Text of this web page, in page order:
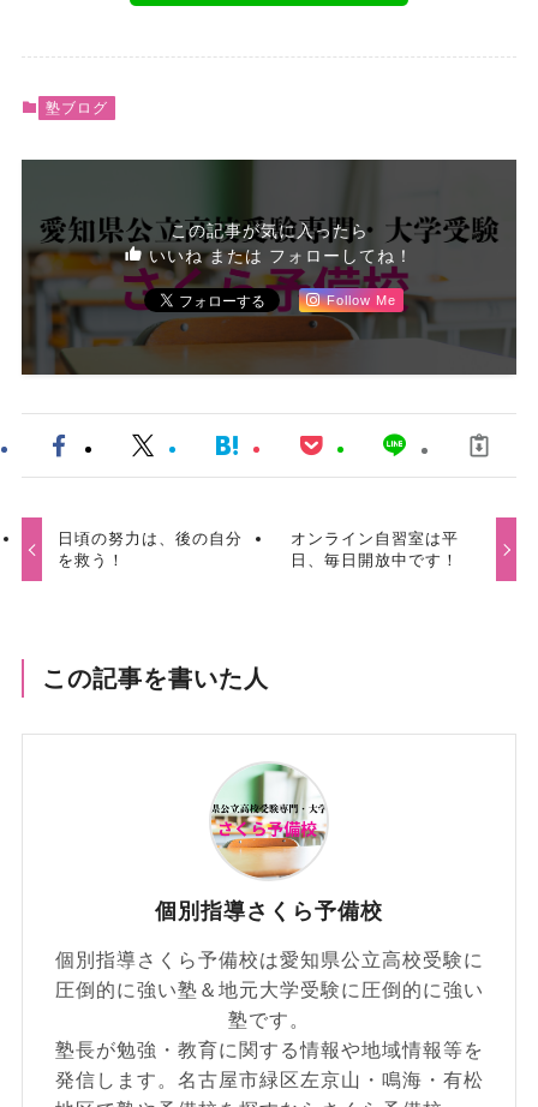
塾ブログ
この記事が気に入ったら
いいね または フォローしてね！
Follow Me
日頃の努力は、後の自分
を救う！
オンライン自習室は平
日、毎日開放中です！
この記事を書いた人
個別指導さくら予備校
個別指導さくら予備校は愛知県公立高校受験に
圧倒的に強い塾＆地元大学受験に圧倒的に強い
塾です。
塾長が勉強・教育に関する情報や地域情報等を
発信します。名古屋市緑区左京山・鳴海・有松